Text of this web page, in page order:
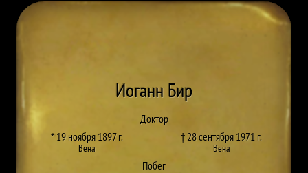
Иоганн Бир
Доктор
* 19 ноября 1897 г.
Вена
† 28 сентября 1971 г.
Вена
Побег